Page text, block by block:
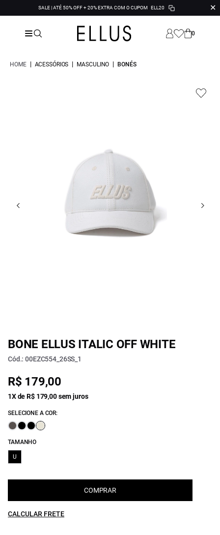
SALE | ATÉ 50% OFF + 20% EXTRA COM O CUPOM ELL20 ✕
0
HOME | ACESSÓRIOS | MASCULINO | BONÉS
BONE ELLUS ITALIC OFF WHITE
Cód.: 00EZC554_26SS_1
R$ 179,00
1X de R$ 179,00 sem juros
SELECIONE A COR:
TAMANHO
U
COMPRAR
CALCULAR FRETE